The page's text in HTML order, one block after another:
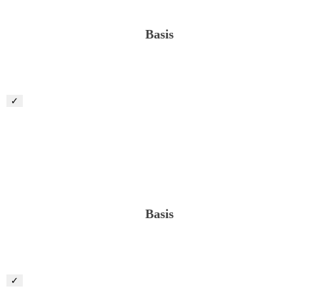
Basis
✓
Basis
✓